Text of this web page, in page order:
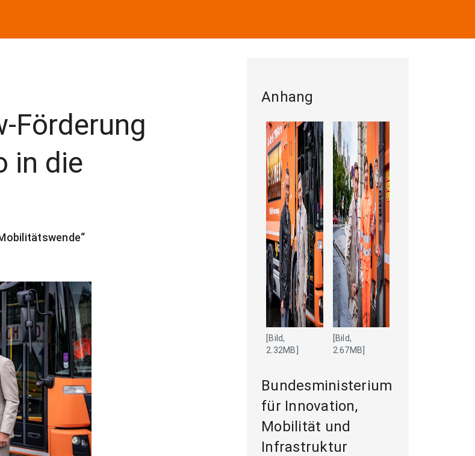
Förderung
in die
Anhang
[Bild,
2.32MB]
[Bild,
2.67MB]
Bundesministerium
für Innovation,
Mobilität und
Infrastruktur